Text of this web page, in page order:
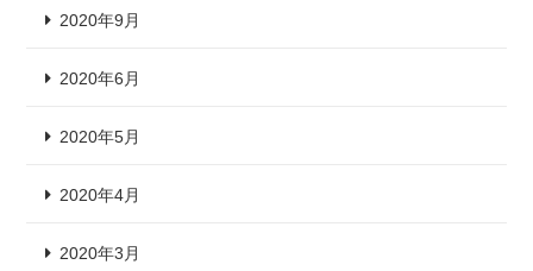
2020年9月
2020年6月
2020年5月
2020年4月
2020年3月